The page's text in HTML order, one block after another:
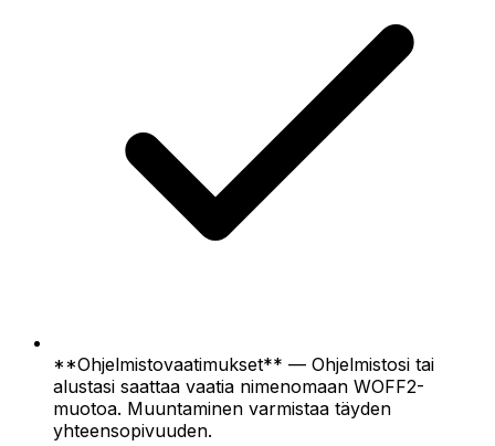
**Ohjelmistovaatimukset** — Ohjelmistosi tai
alustasi saattaa vaatia nimenomaan WOFF2-
muotoa. Muuntaminen varmistaa täyden
yhteensopivuuden.